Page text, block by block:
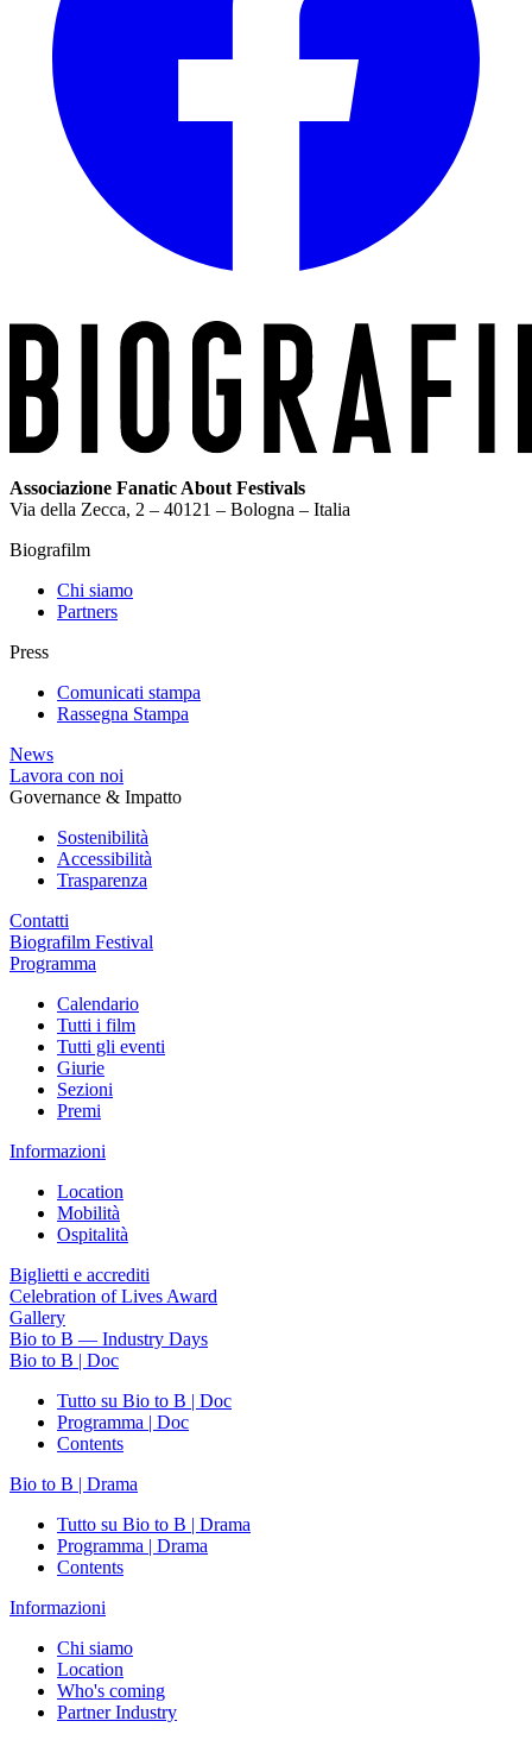
Associazione Fanatic About Festivals
Via della Zecca, 2 – 40121 – Bologna – Italia
Biografilm
Chi siamo
Partners
Press
Comunicati stampa
Rassegna Stampa
News
Lavora con noi
Governance & Impatto
Sostenibilità
Accessibilità
Trasparenza
Contatti
Biografilm Festival
Programma
Calendario
Tutti i film
Tutti gli eventi
Giurie
Sezioni
Premi
Informazioni
Location
Mobilità
Ospitalità
Biglietti e accrediti
Celebration of Lives Award
Gallery
Bio to B — Industry Days
Bio to B | Doc
Tutto su Bio to B | Doc
Programma | Doc
Contents
Bio to B | Drama
Tutto su Bio to B | Drama
Programma | Drama
Contents
Informazioni
Chi siamo
Location
Who's coming
Partner Industry